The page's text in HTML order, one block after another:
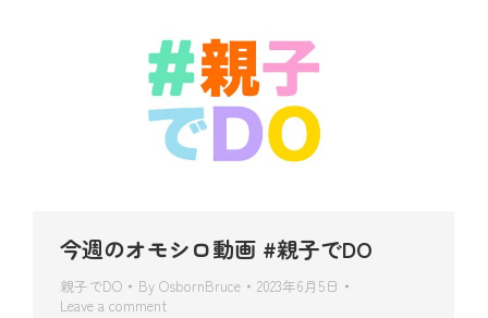
今週のオモシロ動画 #親子でDO
親子でDO By OsbornBruce
2023年6月5日
Leave a comment